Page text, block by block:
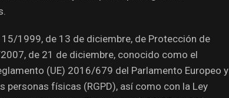
1999, de 13 de diciembre, de Protección de
de 21 de diciembre, conocido como el
(UE) 2016/679 del Parlamento Europeo y
físicas (RGPD), así como con la Ley